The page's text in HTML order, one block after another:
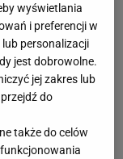
wyświetlania
i preferencji w
personalizacji
jest dobrowolne.
jej zakres lub
do
także do celów